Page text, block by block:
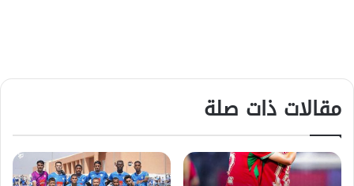
مقالات ذات صلة